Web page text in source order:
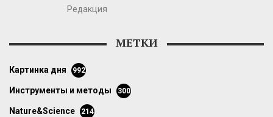
Редакция
МЕТКИ
картинка дня 992
инструменты и методы 300
Nature&Science 214